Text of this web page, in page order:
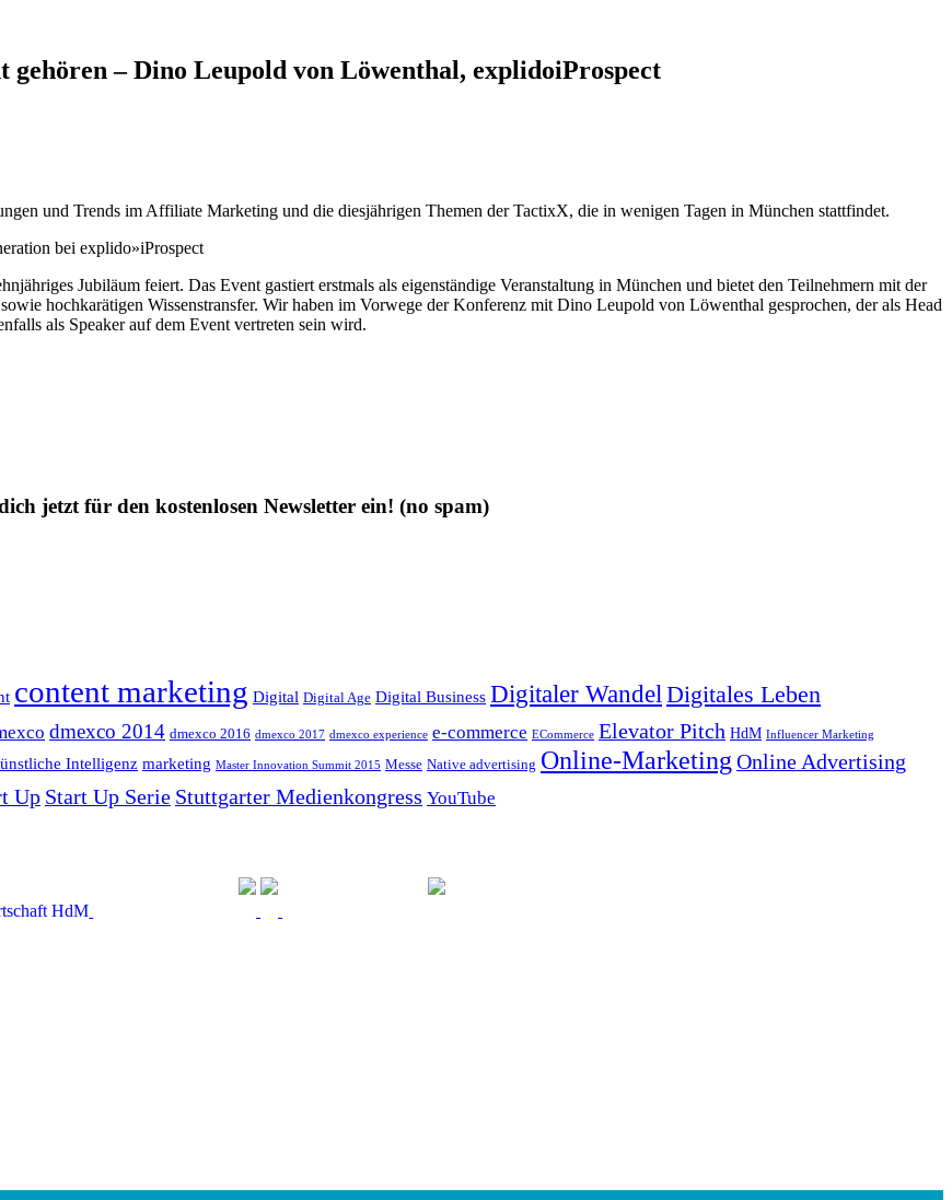
– Dino Leupold von Löwenthal, explidoiProspect
und Trends im Affiliate Marketing und die diesjährigen Themen der TactixX, die in wenigen Tagen in München stattfindet.
bei explido»iProspect
Jubiläum feiert. Das Event gastiert erstmals als eigenständige Veranstaltung in München und bietet den Teilnehmern mit der
hochkarätigen Wissenstransfer. Wir haben im Vorwege der Konferenz mit Dino Leupold von Löwenthal gesprochen, der als Head
als Speaker auf dem Event vertreten sein wird.
jetzt für den kostenlosen Newsletter ein! (no spam)
content marketing Digital Digital Age Digital Business Digitaler Wandel Digitales Leben
dmexco 2014 dmexco 2016 dmexco 2017 dmexco experience e-commerce ECommerce Elevator Pitch HdM Influencer Marketing
Intelligenz marketing Master Innovation Summit 2015 Messe Native advertising Online-Marketing Online Advertising
Up Start Up Serie Stuttgarter Medienkongress YouTube